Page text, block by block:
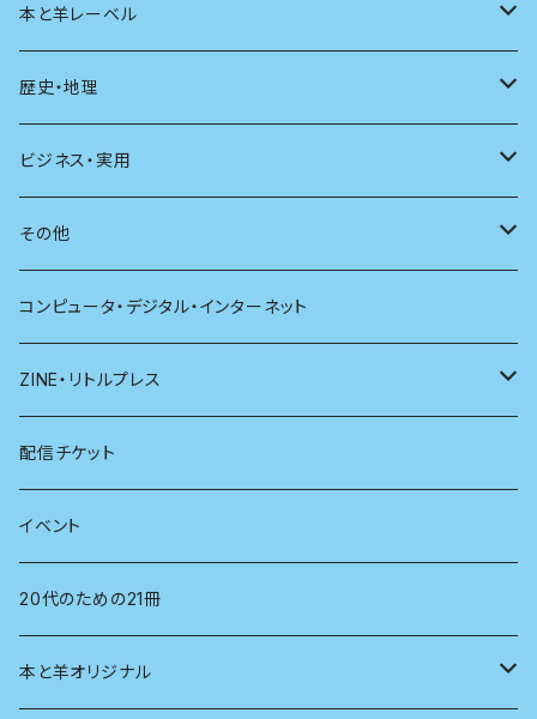
ユリイカ
現代思想
新潮
別冊太陽
動物
自然
科学
社会
哲学
医学
看護学
心理学
経営学
言語学
法律
本と羊レーベル
電子版（EPub）
電子版（PDF）
歴史・地理
歴史
地理
ビジネス・実用
雷鳥社辞典シリーズ
その他
珈琲
雑貨
コンピュータ・デジタル・インターネット
ZINE・リトルプレス
電子版（EPub）
電子版（PDF）
配信チケット
イベント
20代のための21冊
本と羊オリジナル